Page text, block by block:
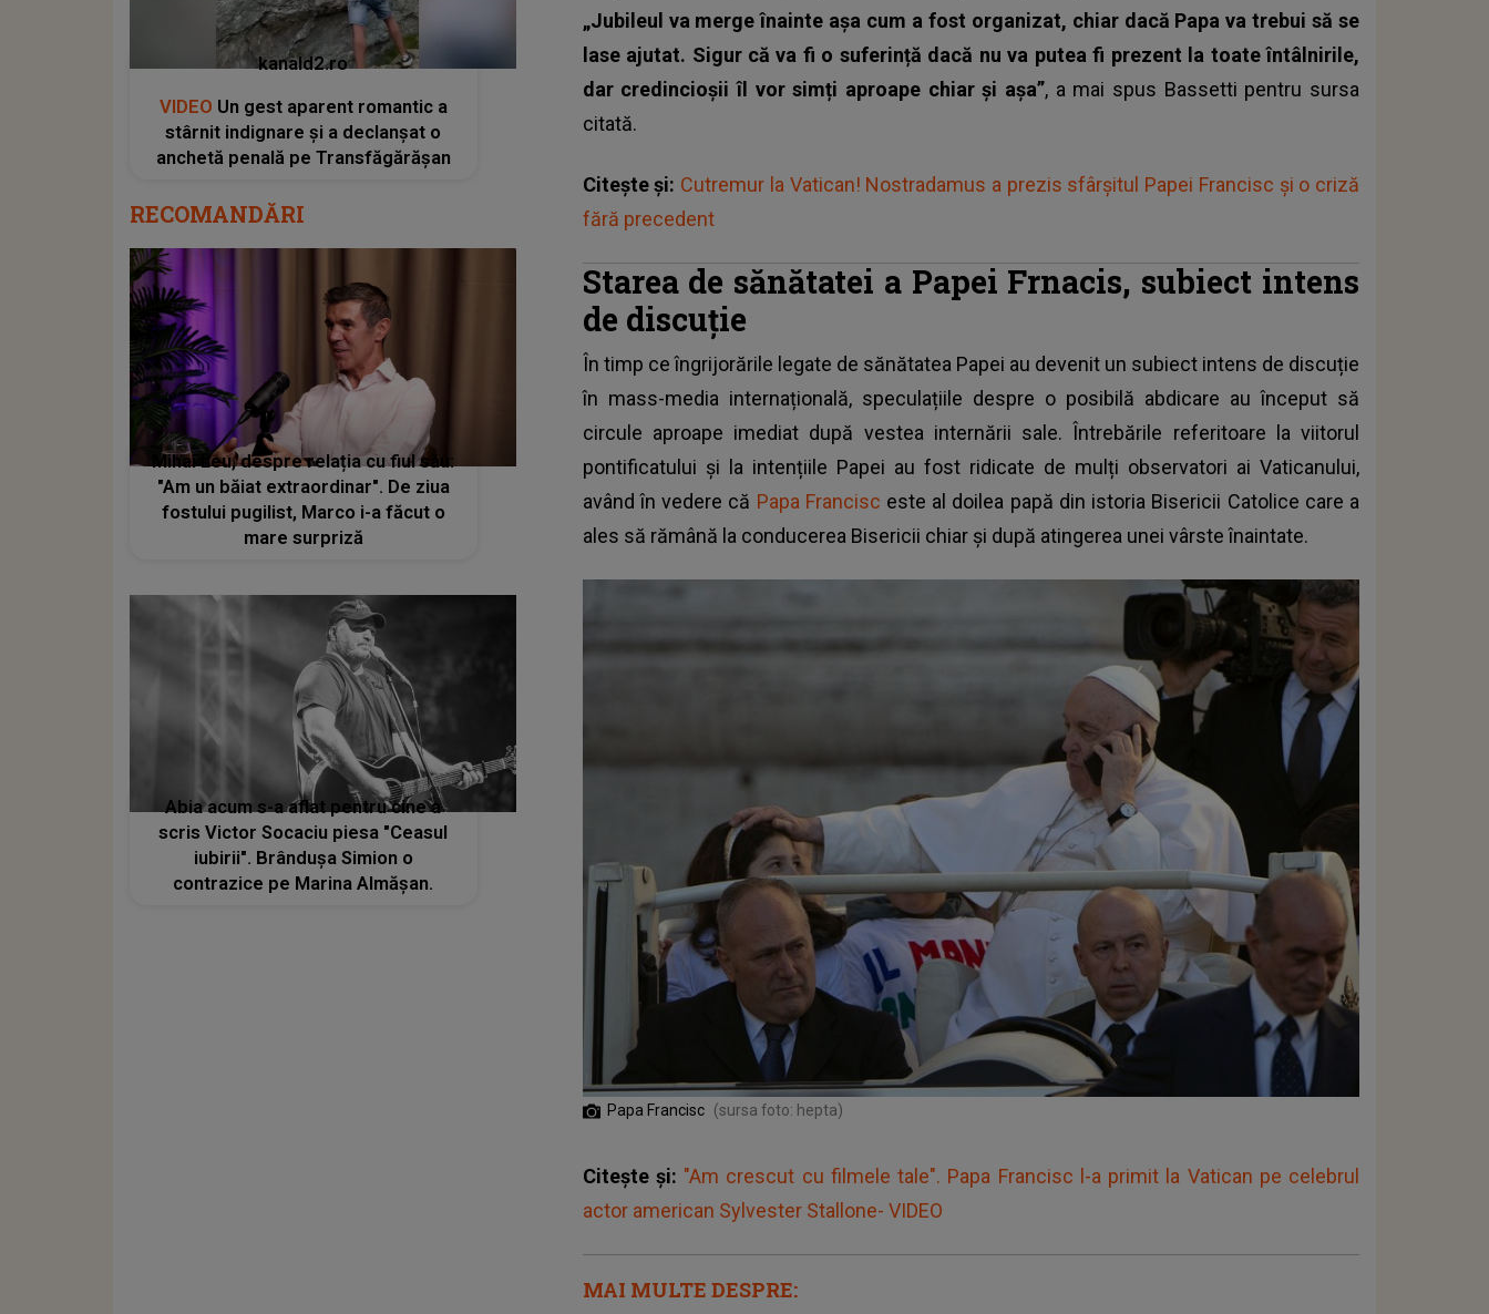
„Jubileul va merge înainte așa cum a fost organizat, chiar dacă Papa va trebui să se
lase ajutat. Sigur că va fi o suferință dacă nu va putea fi prezent la toate întâlnirile,
dar credincioșii îl vor simți aproape chiar și așa”, a mai spus Bassetti pentru sursa
citată.
Citește și: Cutremur la Vatican! Nostradamus a prezis sfârșitul Papei Francisc și o criză
fără precedent
Starea de sănătatei a Papei Frnacis, subiect intens
de discuție
În timp ce îngrijorările legate de sănătatea Papei au devenit un subiect intens de discuție
în mass-media internațională, speculațiile despre o posibilă abdicare au început să
circule aproape imediat după vestea internării sale. Întrebările referitoare la viitorul
pontificatului și la intențiile Papei au fost ridicate de mulți observatori ai Vaticanului,
având în vedere că Papa Francisc este al doilea papă din istoria Bisericii Catolice care a
ales să rămână la conducerea Bisericii chiar și după atingerea unei vârste înaintate.
Papa Francisc (sursa foto: hepta)
Citește și: "Am crescut cu filmele tale". Papa Francisc l-a primit la Vatican pe celebrul
actor american Sylvester Stallone- VIDEO
MAI MULTE DESPRE:
kanald2.ro
VIDEO Un gest aparent romantic a
stârnit indignare și a declanșat o
anchetă penală pe Transfăgărășan
RECOMANDĂRI
Mihai Leu, despre relația cu fiul său:
"Am un băiat extraordinar". De ziua
fostului pugilist, Marco i-a făcut o
mare surpriză
Abia acum s-a aflat pentru cine a
scris Victor Socaciu piesa "Ceasul
iubirii". Brândușa Simion o
contrazice pe Marina Almășan.